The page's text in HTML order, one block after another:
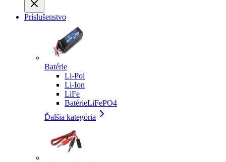
Príslušenstvo
Batérie
Li-Pol
Li-Ion
LiFe
BatérieLiFePO4
Ďalšia kategória